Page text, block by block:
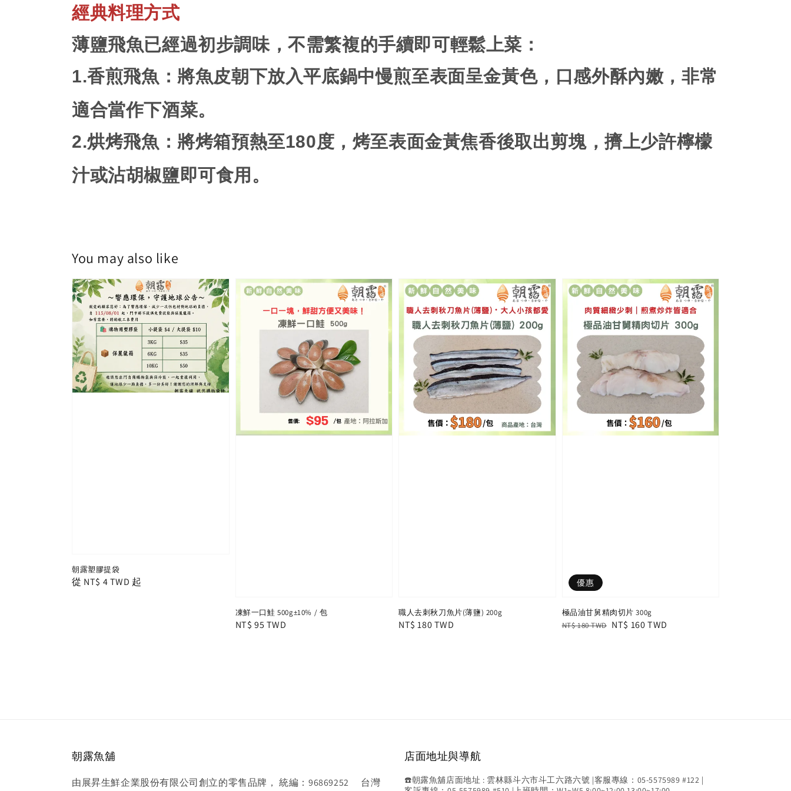
經典料理方式
薄鹽飛魚已經過初步調味，不需繁複的手續即可輕鬆上菜：
1.香煎飛魚 ：將魚皮朝下放入平底鍋中慢煎至表面呈金黃色，口感外酥內嫩，非常
適合當作下酒菜。
2.烘烤飛魚 ：將烤箱預熱至180度，烤至表面金黃焦香後取出剪塊，擠上少許檸檬
汁或沾胡椒鹽即可食用。
You may also like
朝露塑膠提袋
Regular
從 NT$ 4 TWD 起
凍鮮一口鮭 500g±10% / 包
Regular
NT$ 95 TWD
職人去刺秋刀魚片(薄鹽) 200g
Regular
NT$ 180 TWD
優惠
極品油甘舅精肉切片 300g
Regular
NT$ 180 TWD Sale
NT$ 160 TWD
朝露魚舖
由展昇生鮮企業股份有限公司創立的零售品牌， 統編：96869252 台灣
店面地址與導航
☎️朝露魚舖店面地址 : 雲林縣斗六市斗工六路六號 |客服專線：05-5575989 #122 |